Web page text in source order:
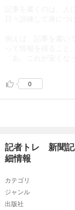
0
記者トレ 新聞記
細情報
カテゴリ
ジャンル
出版社